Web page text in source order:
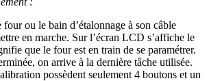
ou le bain d’étalonnage à son câble
en marche. Sur l’écran LCD s’affiche le
que le four est en train de se paramétrer.
on arrive à la dernière tâche utilisée.
possèdent seulement 4 boutons et un